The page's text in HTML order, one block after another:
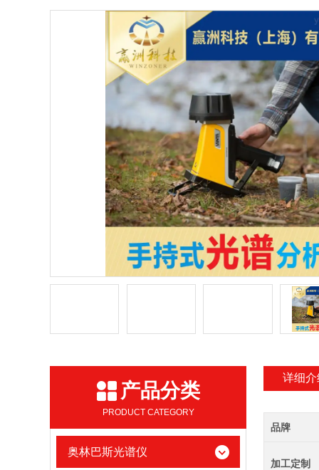
产品分类
PRODUCT CATEGORY
奥林巴斯光谱仪
详细介
品牌
加工定制